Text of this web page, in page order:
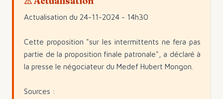
Actualisation du 24-11-2024 - 14h30
Cette proposition "sur les intermittents ne fera pas
partie de la proposition finale patronale", a déclaré à
la presse le négociateur du Medef Hubert Mongon.
Sources :